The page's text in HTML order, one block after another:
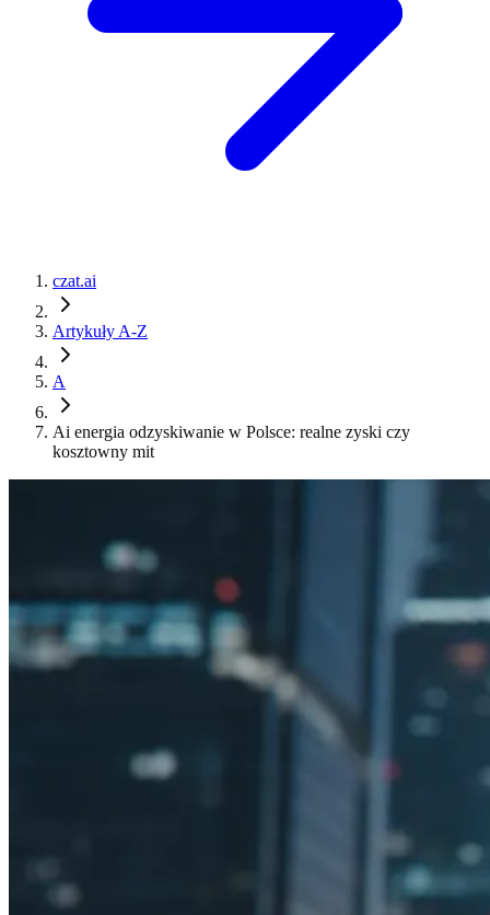
czat.ai
Artykuły A-Z
A
Ai energia odzyskiwanie w Polsce: realne zyski czy
kosztowny mit